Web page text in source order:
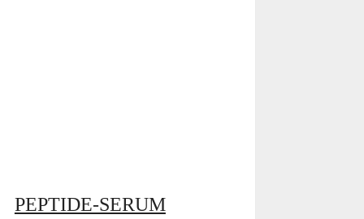
PEPTIDE-SERUM